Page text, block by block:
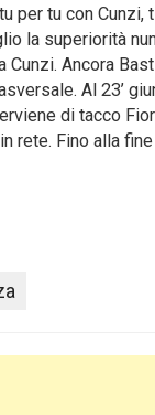
per tu con
la superiorità
Cunzi. Ancora
Al 23’
di tacco
rete. Fino alla